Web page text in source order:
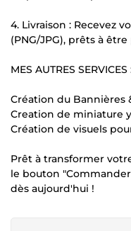
4. Livraison : Recevez
(PNG/JPG), prêts à
MES AUTRES SERVICES
Création du Bannières
Creation de miniature
Création de visuels
Prêt à transformer
le bouton
dès aujourd'hui !